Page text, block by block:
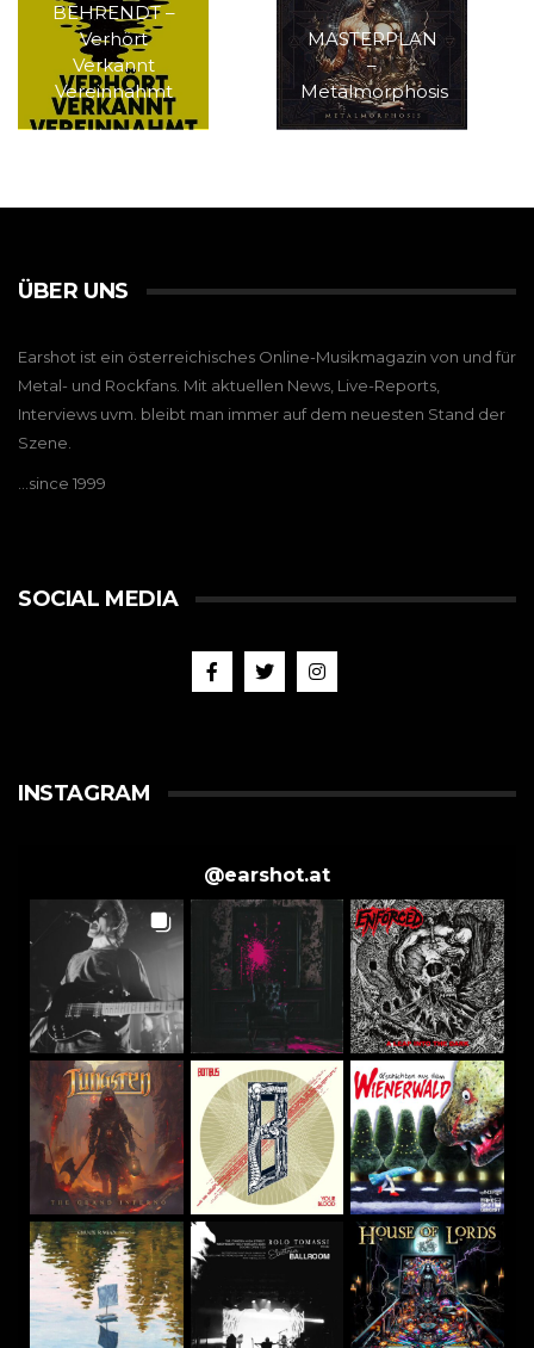
BEHRENDT –
Verhört
Verkannt
Vereinnahmt
MASTERPLAN
–
Metalmorphosis
ÜBER UNS
Earshot ist ein österreichisches Online-Musikmagazin von und für
Metal- und Rockfans. Mit aktuellen News, Live-Reports,
Interviews uvm. bleibt man immer auf dem neuesten Stand der
Szene.
…since 1999
SOCIAL MEDIA
INSTAGRAM
@earshot.at